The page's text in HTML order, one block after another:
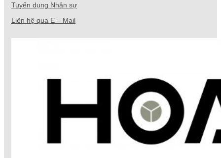
Tuyển dụng Nhân sự
Liên hệ qua E – Mail